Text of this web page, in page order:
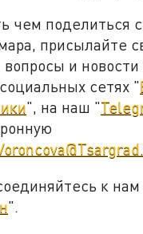
чем поделиться
присылайте
и
сетях "
", на наш "
к нам
".